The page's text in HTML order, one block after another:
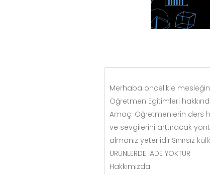
Merhaba öncelikle
Öğretmen Egitimleri
Amaç: Öğretmenlerin ders
ve sevgilerini arttıracak
almanız yeterlidir.Sınırsız
ÜRÜNLERDE İADE YOKTUR
Hakkımızda: